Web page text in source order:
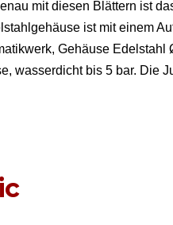
mit diesen Blät­tern ist
ist mit einem
Gehäuse
bis 5 bar. Die